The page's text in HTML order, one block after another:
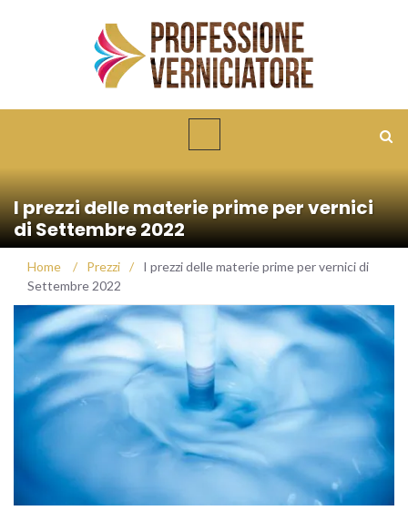
I prezzi delle materie prime per vernici
di Settembre 2022
Home / Prezzi /
I prezzi delle materie prime per vernici di
Settembre 2022